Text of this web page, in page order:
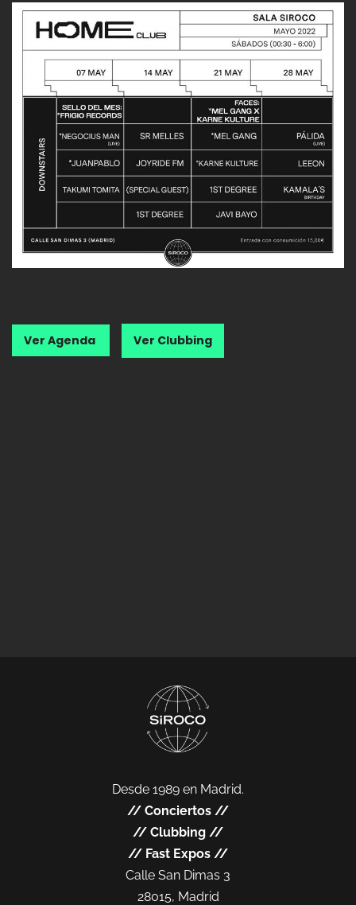
Ver Agenda Ver Clubbing
Desde 1989 en Madrid.
// Conciertos //
// Clubbing //
// Fast Expos //
Calle San Dimas 3
28015, Madrid